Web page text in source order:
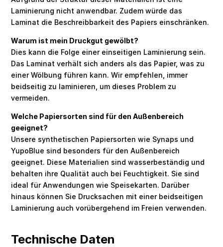
Laminierung nicht anwendbar. Zudem würde das
Laminat die Beschreibbarkeit des Papiers einschränken.
Warum ist mein Druckgut gewölbt?
Dies kann die Folge einer einseitigen Laminierung sein.
Das Laminat verhält sich anders als das Papier, was zu
einer Wölbung führen kann. Wir empfehlen, immer
beidseitig zu laminieren, um dieses Problem zu
vermeiden.
Welche Papiersorten sind für den Außenbereich
geeignet?
Unsere synthetischen Papiersorten wie Synaps und
YupoBlue sind besonders für den Außenbereich
geeignet. Diese Materialien sind wasserbeständig und
behalten ihre Qualität auch bei Feuchtigkeit. Sie sind
ideal für Anwendungen wie Speisekarten. Darüber
hinaus können Sie Drucksachen mit einer beidseitigen
Laminierung auch vorübergehend im Freien verwenden.
Technische Daten